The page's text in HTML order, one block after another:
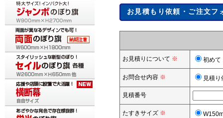
お見積もり依頼・ご注文フ
お見積りについて ※ 初めて
お問合せ内容 ※ 見積り
見積番号
たすきサイズ ※